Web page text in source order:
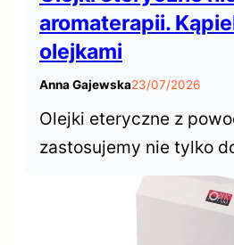
aromaterapii.
olejkami
Anna Gajewska23/07/2026
Olejki eteryczne z
zastosujemy nie tylko
użyciem dyfuzora czy
się do kąpieli, pod
masażu. Dowiedz się